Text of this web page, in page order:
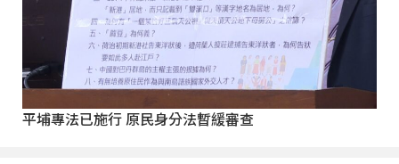
平埔專法已施行 原民身分法暫緩審查